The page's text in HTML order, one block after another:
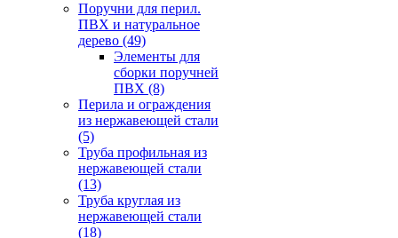
Поручни для перил.
ПВХ и натуральное
дерево (49)
Элементы для
сборки поручней
ПВХ (8)
Перила и ограждения
из нержавеющей стали
(5)
Труба профильная из
нержавеющей стали
(13)
Труба круглая из
нержавеющей стали
(18)